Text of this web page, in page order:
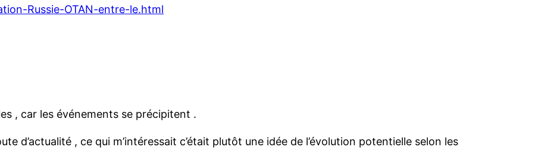
Russie-OTAN-entre-le.html
, car les événements se précipitent .
d’actualité , ce qui m’intéressait c’était plutôt une idée de l’évolution potentielle selon les